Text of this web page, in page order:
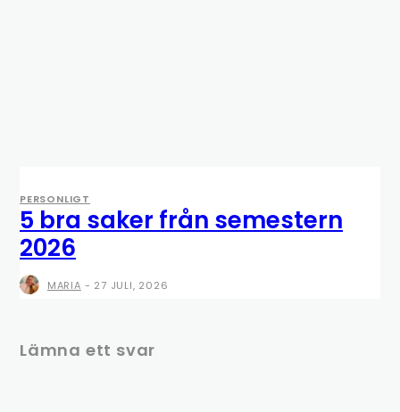
PERSONLIGT
5 bra saker från semestern
2026
MARIA - 27 JULI, 2026
Lämna ett svar